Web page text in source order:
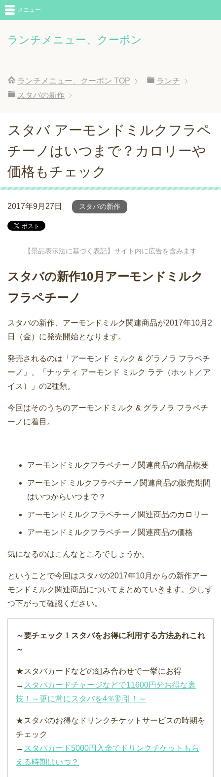
ランチメニュー、クーポン
メニュー
ランチメニュー、クーポン TOP
ランチ
スタバの新作
スタバ アーモンドミルクフラペ
チーノはいつまで？カロリーや
価格もチェック
2017年9月27日 スタバの新作
【景品表示法に基づく表記】サイト内に広告を含みます
スタバの新作10月アーモンドミルク
フラペチーノ
スタバの新作、アーモンドミルク関連商品が2017年10月2
日（金）に発売開始となります。
発売されるのは「アーモンド ミルク & グラノラ フラペチ
ーノ」、「ナッティ アーモンド ミルク ラテ（ホット／ア
イス）」の2種類。
今回はそのうちのアーモンドミルク & グラノラ フラペチ
ーノに着目。
アーモンドミルクフラペチーノ関連商品の商品概要
アーモンド ミルクフラペチーノ関連商品の販売期間
はいつからいつまで？
アーモンドミルクフラペチーノ関連商品のカロリー
アーモンドミルクフラペチーノ関連商品の価格
気になるのはこんなところでしょうか。
ということで今回はスタバの2017年10月からの新作アー
モンドミルク関連商品についてまとめていきます。少しず
つ下がって確認ください。
～要チェック！スタバをお得に利用する方法あれこれ
～
★スタバカードなどの組み合わせで一挙にお得
→ スタバカードチャージなどで11600円分お得な裏
技！～更に常にスタバを4％割引！～
★スタバのお得なドリンクチケットサービスの時期を
チェック
→ スタバカード5000円入金でドリンクチケットもら
える時期はいつ？